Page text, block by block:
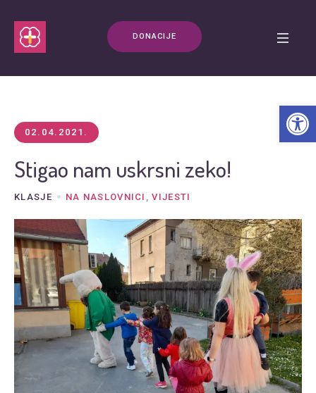
DONACIJE
02.04.2021.
Stigao nam uskrsni zeko!
KLASJE NA NASLOVNICI ,VIJESTI